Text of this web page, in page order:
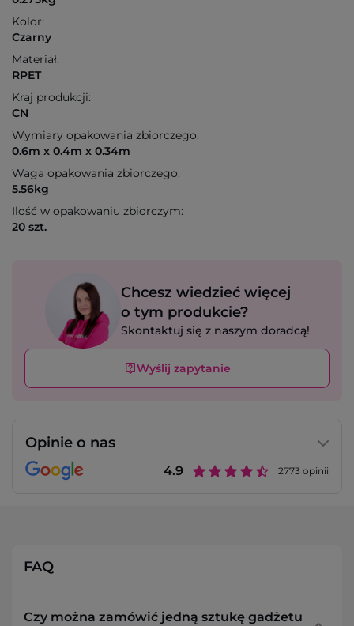
Kolor:
Czarny
Materiał:
RPET
Kraj produkcji:
CN
Wymiary opakowania zbiorczego:
0.6m x 0.4m x 0.34m
Waga opakowania zbiorczego:
5.56kg
Ilość w opakowaniu zbiorczym:
20 szt.
Chcesz wiedzieć więcej
o tym produkcie?
Skontaktuj się z naszym doradcą!
Wyślij zapytanie
Opinie o nas
4.9 2773 opinii
FAQ
Czy można zamówić jedną sztukę gadżetu